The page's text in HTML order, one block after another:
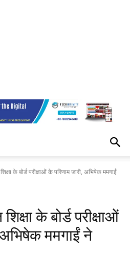
के बोर्ड परीक्षाओं के परिणाम जारी, अभिषेक ममगाईं
के बोर्ड परीक्षाओं
ममगाईं ने